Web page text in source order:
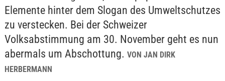
Elemente hinter dem Slogan des Umweltschutzes
zu verstecken. Bei der Schweizer
Volksabstimmung am 30. November geht es nun
abermals um Abschottung. VON JAN DIRK
HERBERMANN